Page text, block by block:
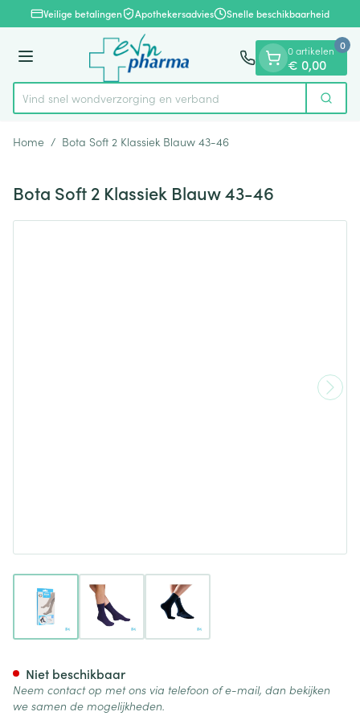
Ga naar de inhoud
1 van 1Veilige betalingen Apothekersadvies Snelle beschikbaarheid
Menu
Product, merk, categorie...
Vind snel wondverzorging en verband Zoek
0 artikelen
€ 0,00
0
Home / Bota Soft 2 Klassiek Blauw 43-46
Bota Soft 2 Klassiek Blauw 43-46
View larger imageView larger imageView larger image
Niet beschikbaar
Neem contact op met ons via telefoon of e-mail, dan bekijken
we samen de mogelijkheden.